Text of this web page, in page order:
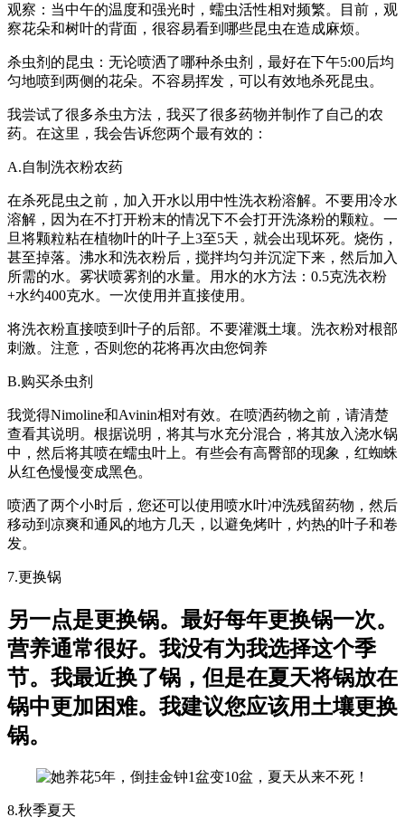
观察：当中午的温度和强光时，蠕虫活性相对频繁。目前，观
察花朵和树叶的背面，很容易看到哪些昆虫在造成麻烦。
杀虫剂的昆虫：无论喷洒了哪种杀虫剂，最好在下午5:00后均
匀地喷到两侧的花朵。不容易挥发，可以有效地杀死昆虫。
我尝试了很多杀虫方法，我买了很多药物并制作了自己的农
药。在这里，我会告诉您两个最有效的：
A.自制洗衣粉农药
在杀死昆虫之前，加入开水以用中性洗衣粉溶解。不要用冷水
溶解，因为在不打开粉末的情况下不会打开洗涤粉的颗粒。一
旦将颗粒粘在植物叶的叶子上3至5天，就会出现坏死。烧伤，
甚至掉落。沸水和洗衣粉后，搅拌均匀并沉淀下来，然后加入
所需的水。雾状喷雾剂的水量。用水的水方法：0.5克洗衣粉
+水约400克水。一次使用并直接使用。
将洗衣粉直接喷到叶子的后部。不要灌溉土壤。洗衣粉对根部
刺激。注意，否则您的花将再次由您饲养
B.购买杀虫剂
我觉得Nimoline和Avinin相对有效。在喷洒药物之前，请清楚
查看其说明。根据说明，将其与水充分混合，将其放入浇水锅
中，然后将其喷在蠕虫叶上。有些会有高臀部的现象，红蜘蛛
从红色慢慢变成黑色。
喷洒了两个小时后，您还可以使用喷水叶冲洗残留药物，然后
移动到凉爽和通风的地方几天，以避免烤叶，灼热的叶子和卷
发。
7.更换锅
另一点是更换锅。最好每年更换锅一次。
营养通常很好。我没有为我选择这个季
节。我最近换了锅，但是在夏天将锅放在
锅中更加困难。我建议您应该用土壤更换
锅。
8.秋季夏天